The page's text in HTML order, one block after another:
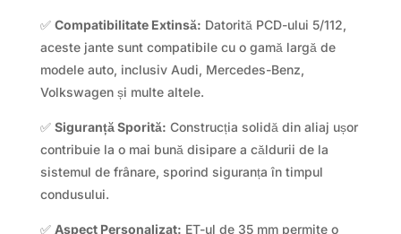
✅ Compatibilitate Extinsă: Datorită PCD-ului 5/112,
aceste jante sunt compatibile cu o gamă largă de
modele auto, inclusiv Audi, Mercedes-Benz,
Volkswagen și multe altele.
✅ Siguranță Sporită: Construcția solidă din aliaj ușor
contribuie la o mai bună disipare a căldurii de la
sistemul de frânare, sporind siguranța în timpul
condusului.
✅ Aspect Personalizat: ET-ul de 35 mm permite o